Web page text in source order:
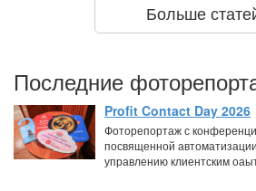
Больше
Последние
Profit Contact Day 2026
Фоторепортаж с
посвященной
управлению клиентским